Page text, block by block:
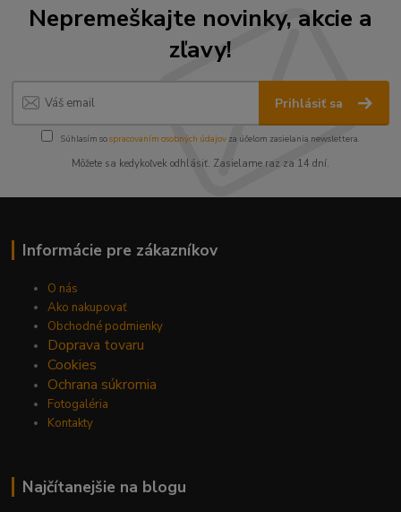
Nepremeškajte novinky, akcie a
zľavy!
Prihlásiť sa
Súhlasím sospracovaním osobných údajov za účelom zasielania newslettera.
Môžete sa kedykoľvek odhlásiť. Zasielame raz za 14 dní.
Informácie pre zákazníkov
O nás
Ako nakupovať
Obchodné podmienky
Doprava tovaru
Cookies
Ochrana súkromia
Fotogaléria
Kontakty
Najčítanejšie na blogu